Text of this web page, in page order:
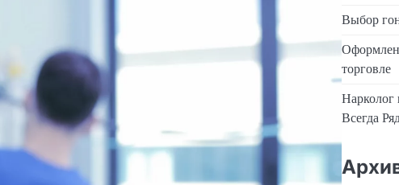
Выбор
торговле
Всегда